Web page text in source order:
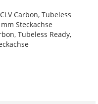
Carbon, Tubeless
Steckachse
Tubeless Ready,